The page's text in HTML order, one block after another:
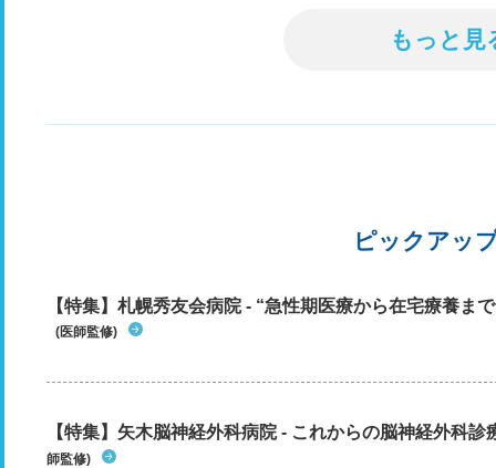
もっと見
ピックアッ
【特集】札幌秀友会病院 - “急性期医療から在宅療養ま
(医師監修)
【特集】矢木脳神経外科病院 - これからの脳神経外科
師監修)